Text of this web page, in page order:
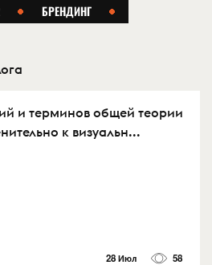
и терминов общей теории
к визуальн...
28 Июл 58